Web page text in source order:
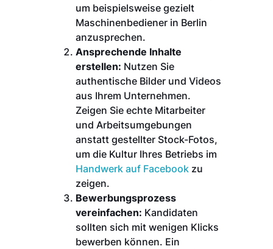
um beispielsweise gezielt
Maschinenbediener in Berlin
anzusprechen.
Ansprechende Inhalte
erstellen: Nutzen Sie
authentische Bilder und Videos
aus Ihrem Unternehmen.
Zeigen Sie echte Mitarbeiter
und Arbeitsumgebungen
anstatt gestellter Stock-Fotos,
um die Kultur Ihres Betriebs im
Handwerk auf Facebook zu
zeigen.
Bewerbungsprozess
vereinfachen: Kandidaten
sollten sich mit wenigen Klicks
bewerben können. Ein